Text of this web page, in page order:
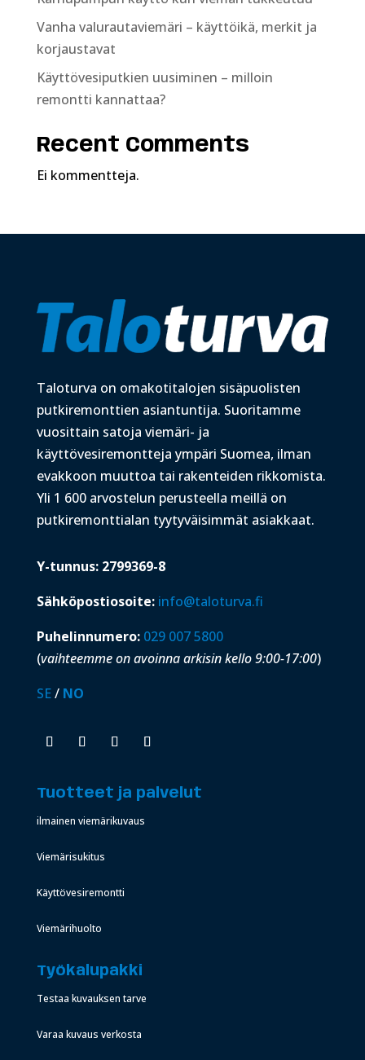
Vanha valurautaviemäri – käyttöikä, merkit ja
korjaustavat
Käyttövesiputkien uusiminen – milloin
remontti kannattaa?
Recent Comments
Ei kommentteja.
Taloturva on omakotitalojen sisäpuolisten
putkiremonttien asiantuntija. Suoritamme
vuosittain satoja viemäri- ja
käyttövesiremontteja ympäri Suomea, ilman
evakkoon muuttoa tai rakenteiden rikkomista.
Yli 1 600 arvostelun perusteella meillä on
putkiremonttialan tyytyväisimmät asiakkaat.
Y-tunnus: 2799369-8
Sähköpostiosoite: info@taloturva.fi
Puhelinnumero: 029 007 5800
(vaihteemme on avoinna arkisin kello 9:00-17:00)
SE/ NO
Tuotteet ja palvelut
ilmainen viemärikuvaus
Viemärisukitus
Käyttövesiremontti
Viemärihuolto
Työkalupakki
Testaa kuvauksen tarve
Varaa kuvaus verkosta